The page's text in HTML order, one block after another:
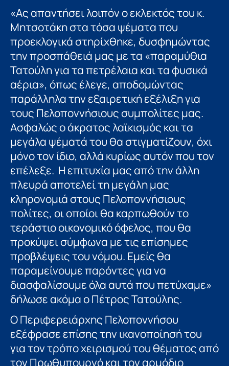
«Ας απαντήσει λοιπόν ο εκλεκτός του κ.
Μητσοτάκη στα τόσα ψέματα που
προεκλογικά στηρίχθηκε, δυσφημώντας
την προσπάθειά μας με τα «παραμύθια
Τατούλη για τα πετρέλαια και τα φυσικά
αέρια», όπως έλεγε, αποδομώντας
παράλληλα την εξαιρετική εξέλιξη για
τους Πελοποννήσιους συμπολίτες μας.
Ασφαλώς ο άκρατος λαϊκισμός και τα
μεγάλα ψέματά του θα στιγματίζουν, όχι
μόνο τον ίδιο, αλλά κυρίως αυτόν που τον
επέλεξε. Η επιτυχία μας από την άλλη
πλευρά αποτελεί τη μεγάλη μας
κληρονομιά στους Πελοποννήσιους
πολίτες, οι οποίοι θα καρπωθούν το
τεράστιο οικονομικό όφελος, που θα
προκύψει σύμφωνα με τις επίσημες
προβλέψεις του νόμου. Εμείς θα
παραμείνουμε παρόντες για να
διασφαλίσουμε όλα αυτά που πετύχαμε»
δήλωσε ακόμα ο Πέτρος Τατούλης.
Ο Περιφερειάρχης Πελοποννήσου
εξέφρασε επίσης την ικανοποίησή του
για τον τρόπο χειρισμού του θέματος από
τον Πρωθυπουργό και τον αρμόδιο